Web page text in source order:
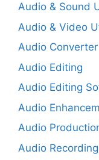
Audio & Sound
Audio & Video
Audio Converter
Audio Editing
Audio Editing
Audio
Audio
Audio Recording